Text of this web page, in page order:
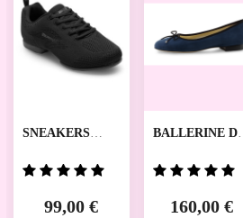
SNEAKERS
99,00 €
BALLERINE DE
WERNER KERN
160,00 €